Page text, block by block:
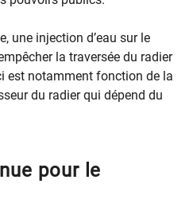
une injection d’eau sur le
la traversée du radier
est notamment fonction de la
du radier qui dépend du
pour le